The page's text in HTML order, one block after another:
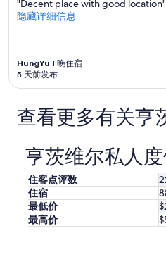
他
条
"Decent place with good location"
隐藏详细信息
HungYu 1 晚住宿
5 天前发布
查看更多有关亨
亨茨维尔私人
住客点评数
住宿
最低价
最高价